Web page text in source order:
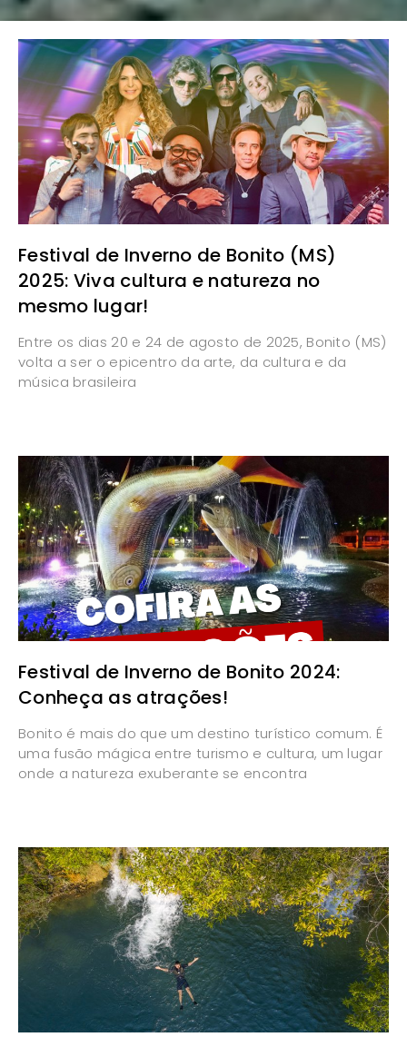
Festival de Inverno de Bonito (MS)
2025: Viva cultura e natureza no
mesmo lugar!
Entre os dias 20 e 24 de agosto de 2025, Bonito (MS)
volta a ser o epicentro da arte, da cultura e da
música brasileira
Festival de Inverno de Bonito 2024:
Conheça as atrações!
Bonito é mais do que um destino turístico comum. É
uma fusão mágica entre turismo e cultura, um lugar
onde a natureza exuberante se encontra